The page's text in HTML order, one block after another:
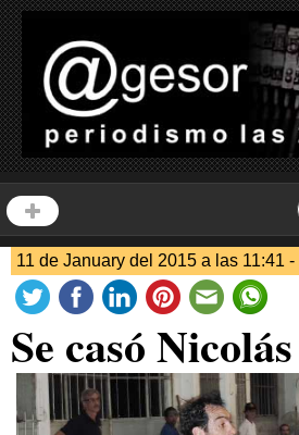
11 de January del 2015 a las 11:41 -
Se casó